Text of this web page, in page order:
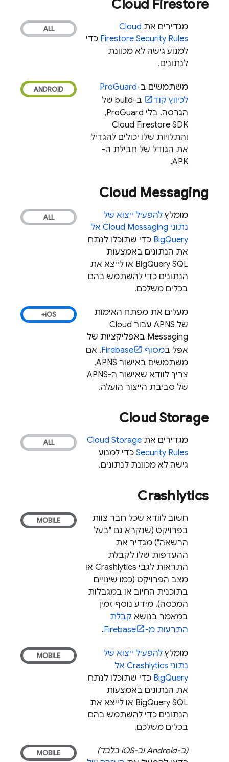
Cloud Firestore
מגדירים את Cloud
Firestore Security Rules
כדי
למנוע גישה לא מכוונת
לנתונים.
משתמשים ב-ProGuard
לכיווץ קוד
ב-build של
הגרסה. בלי ProGuard, ‏
Cloud Firestore SDK
והתלויות שלו יכולים להגדיל
את הגודל של חבילת ה-
APK.
Cloud Messaging
מומלץלהפעיל ייצוא של
נתוני Cloud Messaging אל
BigQuery כדי שתוכלו לנתח
את הנתונים באמצעות
BigQuery SQL או לייצא את
הנתונים כדי להשתמש בהם
בכלים משלכם.
מעלים את מפתח האימות
של APNS עבור
Cloud
Messaging באפליקציות של
אפל במסוף Firebase. אם
משתמשים באישור APNS,
צריך לוודא שאישור ה-APNS
של סביבת הייצור הועלה.
Cloud Storage
מגדירים את Cloud Storage
Security Rules כדי למנוע
גישה לא מכוונת לנתונים.
Crashlytics
חשוב לוודא שכל חבר צוות
בפרויקט (שנקרא גם "בעל
הרשאה") מגדיר את
ההעדפות שלו לקבלת
התראות לגבי Crashlytics או
מצב הפרויקט (כמו שינויים
בתוכנית החיוב או במגבלות
המכסה). מידע נוסף זמין
במאמר בנושא קבלת
התרעות מ-Firebase
.
מומלץלהפעיל ייצוא של
נתוני Crashlytics אל
BigQuery כדי שתוכלו לנתח
את הנתונים באמצעות
BigQuery SQL או לייצא את
הנתונים כדי להשתמש בהם
בכלים משלכם.
(ב-Android וב-iOS בלבד)